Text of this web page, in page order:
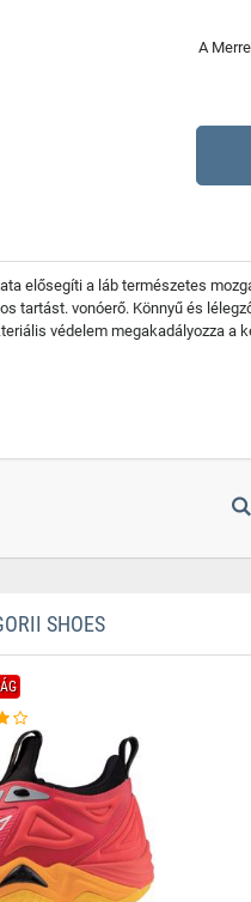
A
elősegíti a láb természetes
tartást. vonóerő. Könnyű és
védelem megakadályozza a
SHOES